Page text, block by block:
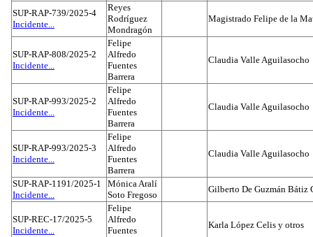
SUP-RAP-739/2025-4
Incidente...
Reyes
Rodríguez
Mondragón
Magistrado Felipe de la
SUP-RAP-808/2025-2
Incidente...
Felipe
Alfredo
Fuentes
Barrera
Claudia Valle Aguilasocho
SUP-RAP-993/2025-2
Incidente...
Felipe
Alfredo
Fuentes
Barrera
Claudia Valle Aguilasocho
SUP-RAP-993/2025-3
Incidente...
Felipe
Alfredo
Fuentes
Barrera
Claudia Valle Aguilasocho
SUP-RAP-1191/2025-1
Incidente...
Mónica Aralí
Soto Fregoso
Gilberto De Guzmán Bátiz
SUP-REC-17/2025-5
Incidente...
Felipe
Alfredo
Fuentes
Karla López Celis y otros